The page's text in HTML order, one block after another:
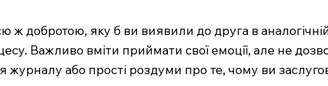
ж добротою, яку б ви виявили до друга в аналогічній
Важливо вміти приймати свої емоції, але не
журналу або прості роздуми про те, чому ви